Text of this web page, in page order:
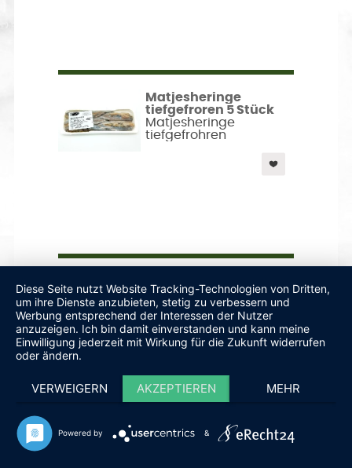
Matjesheringe
tiefgefroren 5 Stück
Matjesheringe
tiefgefrohren
Diese Seite nutzt Website Tracking-Technologien von Dritten,
um ihre Dienste anzubieten, stetig zu verbessern und
Werbung entsprechend der Interessen der Nutzer
anzuzeigen. Ich bin damit einverstanden und kann meine
Einwilligung jederzeit mit Wirkung für die Zukunft widerrufen
oder ändern.
VERWEIGERN AKZEPTIEREN MEHR
Powered by &